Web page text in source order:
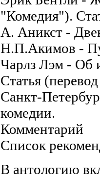
"Комедия").
А. Аникст -
Н.П.Акимов -
Чарлз Лэм - Об
Статья
Санкт-
комедии.
Комментарий
Список
В антологию